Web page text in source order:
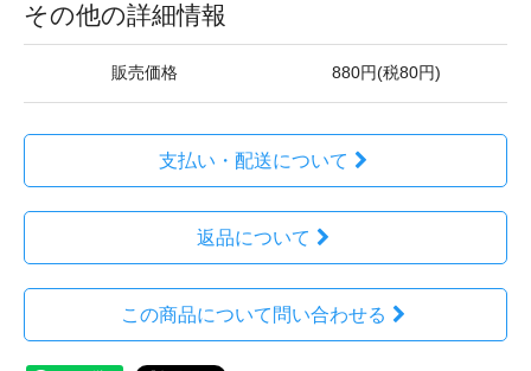
その他の詳細情報
販売価格 880円(税80円)
支払い・配送について
返品について
この商品について問い合わせる